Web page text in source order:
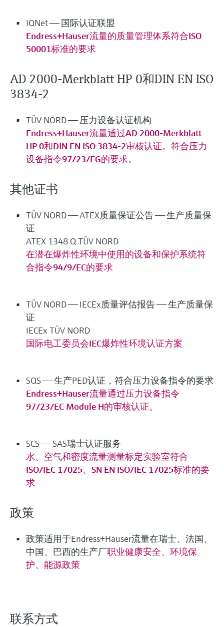
IQNet —— 国际认证联盟
Endress+Hauser流量的质量管理体系符合ISO
50001标准的要求
AD 2000-Merkblatt HP 0和DIN EN ISO
3834-2
TÜV NORD —— 压力设备认证机构
Endress+Hauser流量通过AD 2000-Merkblatt
HP 0和DIN EN ISO 3834-2审核认证。符合压力
设备指令97/23/EG的要求。
其他证书
TÜV NORD —— ATEX质量保证公告 —— 生产质量保
证
ATEX 1348 Q TÜV NORD
在潜在爆炸性环境中使用的设备和保护系统符
合指令94/9/EC的要求
TÜV NORD —— IECEx质量评估报告 —— 生产质量保
证
IECEx TÜV NORD
国际电工委员会IEC爆炸性环境认证方案
SQS —— 生产PED认证，符合压力设备指令的要求
Endress+Hauser流量通过压力设备指令
97/23/EC Module H的审核认证。
SCS —— SAS瑞士认证服务
水、空气和密度流量测量标定实验室符合
ISO/IEC 17025、SN EN ISO/IEC 17025标准的要
求
政策
政策适用于Endress+Hauser流量在瑞士、法国、
中国、巴西的生产厂职业健康安全、环境保
护、能源政策
联系方式